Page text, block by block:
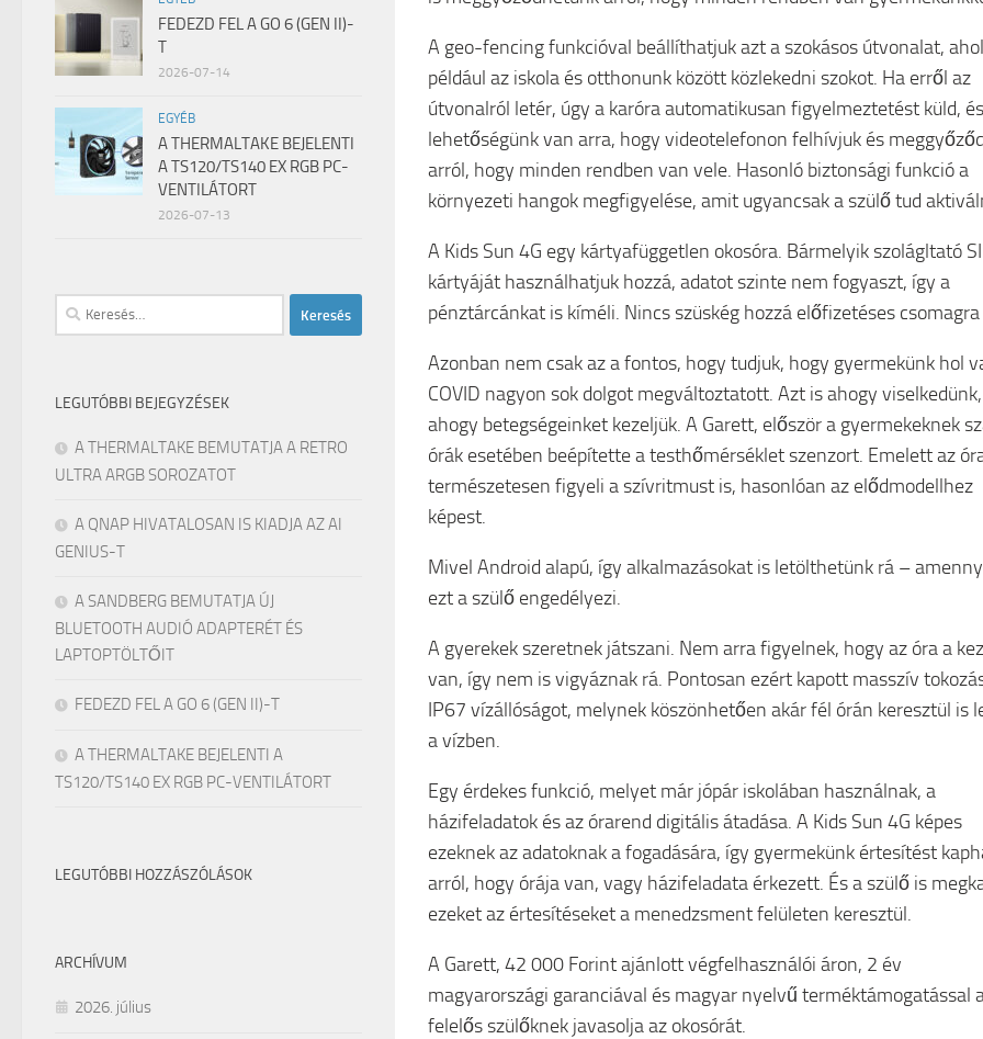
A geo-fencing funkcióval beállíthatjuk azt a szokásos útvonalat, ahol
például az iskola és otthonunk között közlekedni szokot. Ha erről az
útvonalról letér, úgy a karóra automatikusan figyelmeztetést küld, és
lehetőségünk van arra, hogy videotelefonon felhívjuk és
arról, hogy minden rendben van vele. Hasonló biztonsági funkció a
környezeti hangok megfigyelése, amit ugyancsak a szülő tud
A Kids Sun 4G egy kártyafüggetlen okosóra. Bármelyik szolágltató
kártyáját használhatjuk hozzá, adatot szinte nem fogyaszt, így a
pénztárcánkat is kíméli. Nincs szüskég hozzá előfizetéses
Azonban nem csak az a fontos, hogy tudjuk, hogy gyermekünk hol
COVID nagyon sok dolgot megváltoztatott. Azt is ahogy
ahogy betegségeinket kezeljük. A Garett, először a gyermekeknek
órák esetében beépítette a testhőmérséklet szenzort. Emelett az
természetesen figyeli a szívritmust is, hasonlóan az elődmodellhez
képest.
Mivel Android alapú, így alkalmazásokat is letölthetünk rá –
ezt a szülő engedélyezi.
A gyerekek szeretnek játszani. Nem arra figyelnek, hogy az óra a
van, így nem is vigyáznak rá. Pontosan ezért kapott masszív
IP67 vízállóságot, melynek köszönhetően akár fél órán keresztül is
a vízben.
Egy érdekes funkció, melyet már jópár iskolában használnak, a
házifeladatok és az órarend digitális átadása. A Kids Sun 4G képes
ezeknek az adatoknak a fogadására, így gyermekünk értesítést
arról, hogy órája van, vagy házifeladata érkezett. És a szülő is
ezeket az értesítéseket a menedzsment felületen keresztül.
A Garett, 42 000 Forint ajánlott végfelhasználói áron, 2 év
magyarországi garanciával és magyar nyelvű terméktámogatással
felelős szülőknek javasolja az okosórát.
FEDEZD FEL A GO 6 (GEN II)-
T
2026-07-14
EGYÉB
A THERMALTAKE BEJELENTI
A TS120/TS140 EX RGB PC-
VENTILÁTORT
2026-07-13
Keresés:
LEGUTÓBBI BEJEGYZÉSEK
A THERMALTAKE BEMUTATJA A RETRO
ULTRA ARGB SOROZATOT
A QNAP HIVATALOSAN IS KIADJA AZ AI
GENIUS-T
A SANDBERG BEMUTATJA ÚJ
BLUETOOTH AUDIÓ ADAPTERÉT ÉS
LAPTOPTÖLTŐIT
FEDEZD FEL A GO 6 (GEN II)-T
A THERMALTAKE BEJELENTI A
TS120/TS140 EX RGB PC-VENTILÁTORT
LEGUTÓBBI HOZZÁSZÓLÁSOK
ARCHÍVUM
2026. július